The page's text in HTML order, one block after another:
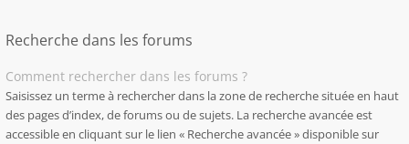
Recherche dans les forums
Comment rechercher dans les forums ?
Saisissez un terme à rechercher dans la zone de recherche située en haut
des pages d’index, de forums ou de sujets. La recherche avancée est
accessible en cliquant sur le lien « Recherche avancée » disponible sur